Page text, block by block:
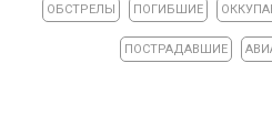
ОБСТРЕЛЫ ПОГИБШИЕ
ПОСТРАДАВШИЕ